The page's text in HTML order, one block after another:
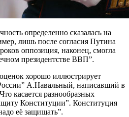
определенно сказалась на
лишь после согласия Путина
оппозиция, наконец, смогла
президентстве ВВП”.
хорошо иллюстрирует
А.Навальный, написавший в
касается разнообразных
Конституции”. Конституция
её защищать”.